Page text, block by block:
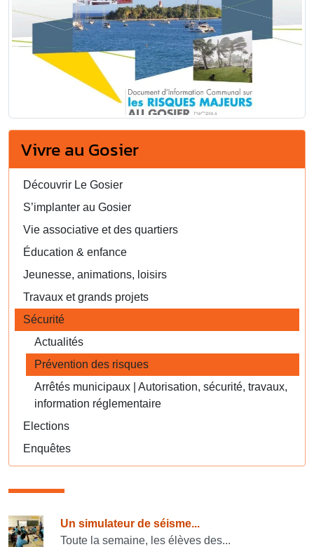
Vivre au Gosier
Découvrir Le Gosier
S’implanter au Gosier
Vie associative et des quartiers
Éducation & enfance
Jeunesse, animations, loisirs
Travaux et grands projets
Sécurité
Actualités
Prévention des risques
Arrêtés municipaux | Autorisation, sécurité, travaux,
information réglementaire
Elections
Enquêtes
Consulter également
Un simulateur de séisme...
Toute la semaine, les élèves des...